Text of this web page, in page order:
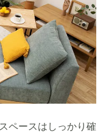
ペースはしっかり確